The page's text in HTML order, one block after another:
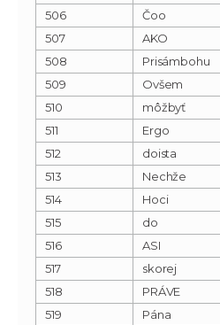
506
Čoo
507
AKO
508
Prisámbohu
509
Ovšem
510
môžbyť
511
Ergo
512
doista
513
Nechže
514
Hoci
515
do
516
ASI
517
skorej
518
PRÁVE
519
Pána